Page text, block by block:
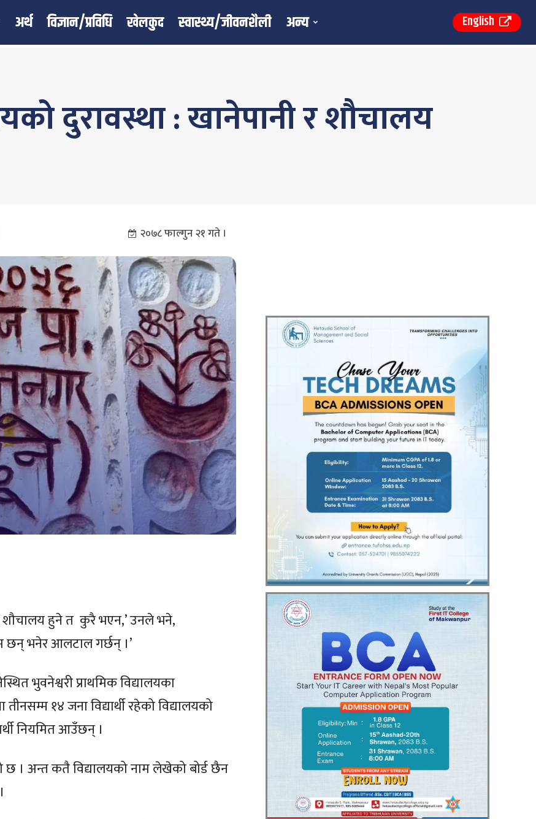
अर्थ विज्ञान/प्रविधि खेलकुद स्वास्थ्य/जीवनशैली अन्य English
दुरावस्था : खानेपानी र शौचालय
२०७८ फाल्गुन २१ गते ।
शौचालय हुने त कुरै भएन,’ उनले भने,
छन् भनेर आलटाल गर्छन् ।’
भुवनेश्वरी प्राथमिक विद्यालयका
१४ जना विद्यार्थी रहेको विद्यालयको
नियमित आउँछन् ।
छ । अन्त कतै विद्यालयको नाम लेखेको बोर्ड छैन